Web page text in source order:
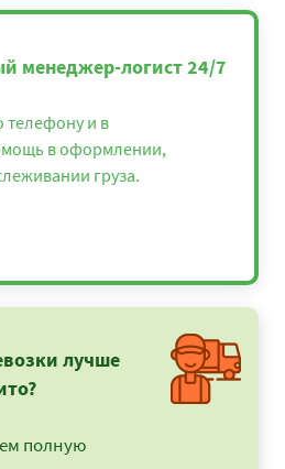
менеджер-логист 24/7
телефону и в
в оформлении,
груза.
лучше
полную